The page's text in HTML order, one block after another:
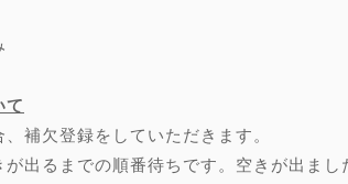
て
補欠登録をしていただきます。
出るまでの順番待ちです。空きが出ま